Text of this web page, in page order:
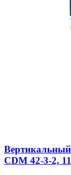
CDM 42-3-2,